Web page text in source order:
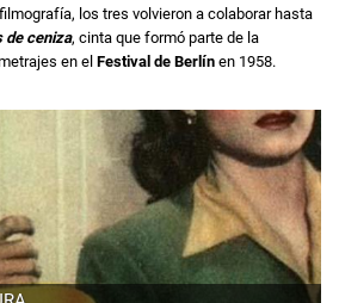
los tres volvieron a colaborar hasta
de ceniza, cinta que formó parte de la
en el Festival de Berlín en 1958.